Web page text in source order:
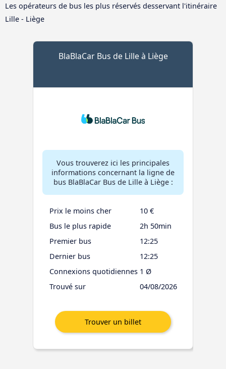
Les opérateurs de bus les plus réservés desservant l'itinéraire
Lille - Liège
BlaBlaCar Bus de Lille à Liège
Vous trouverez ici les principales
informations concernant la ligne de
bus BlaBlaCar Bus de Lille à Liège :
Prix le moins cher
10 €
Bus le plus rapide
2h 50min
Premier bus
12:25
Dernier bus
12:25
Connexions quotidiennes 1 Ø
Trouvé sur
04/08/2026